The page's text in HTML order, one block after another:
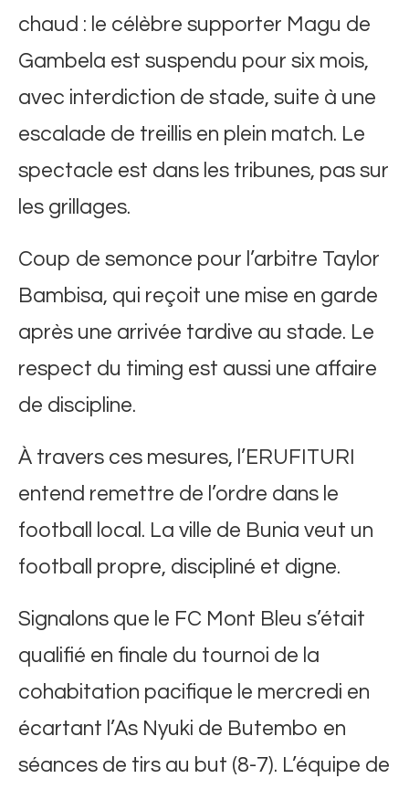
chaud : le célèbre supporter Magu de
Gambela est suspendu pour six mois,
avec interdiction de stade, suite à une
escalade de treillis en plein match. Le
spectacle est dans les tribunes, pas sur
les grillages.
Coup de semonce pour l’arbitre Taylor
Bambisa, qui reçoit une mise en garde
après une arrivée tardive au stade. Le
respect du timing est aussi une affaire
de discipline.
À travers ces mesures, l’ERUFITURI
entend remettre de l’ordre dans le
football local. La ville de Bunia veut un
football propre, discipliné et digne.
Signalons que le FC Mont Bleu s’était
qualifié en finale du tournoi de la
cohabitation pacifique le mercredi en
écartant l’As Nyuki de Butembo en
séances de tirs au but (8-7). L’équipe de